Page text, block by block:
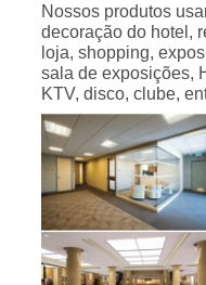
Nossos produtos
decoração do hotel,
loja, shopping,
sala de exposições,
KTV, disco, clube,